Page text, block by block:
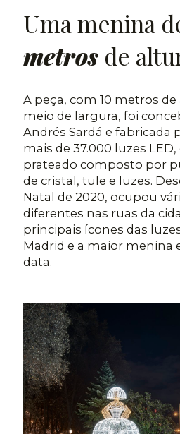
Uma menina
metros de
A peça, com 10 metros
meio de largura, foi
Andrés Sardá e fabricada
mais de 37.000 luzes
prateado composto por
de cristal, tule e luzes.
Natal de 2020, ocupou
diferentes nas ruas da
principais ícones das
Madrid e a maior menina
data.